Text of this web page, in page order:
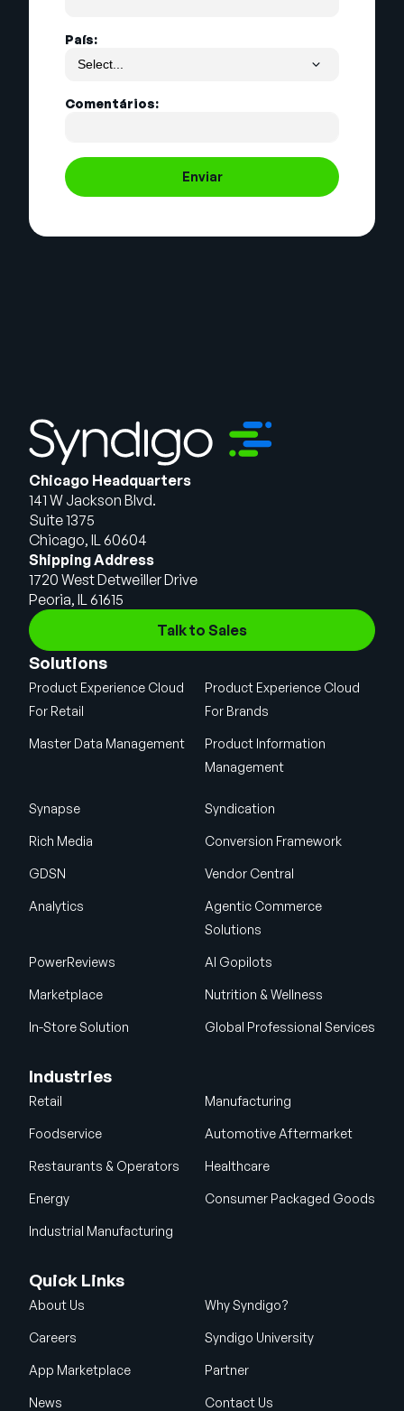
País:
Comentários:
Enviar
Chicago Headquarters
141 W Jackson Blvd.
Suite 1375
Chicago, IL 60604
Shipping Address
1720 West Detweiller Drive
Peoria, IL 61615
Talk to Sales
Solutions
Product Experience Cloud
For Retail
Product Experience Cloud
For Brands
Master Data Management
Product Information
Management
Synapse Syndication
Rich Media Conversion Framework
GDSN Vendor Central
Analytics
Agentic Commerce
Solutions
PowerReviews AI Gopilots
Marketplace Nutrition & Wellness
In-Store Solution Global Professional Services
Industries
Retail Manufacturing
Foodservice Automotive Aftermarket
Restaurants & Operators Healthcare
Energy Consumer Packaged Goods
Industrial Manufacturing
Quick Links
About Us Why Syndigo?
Careers Syndigo University
App Marketplace Partner
News Contact Us